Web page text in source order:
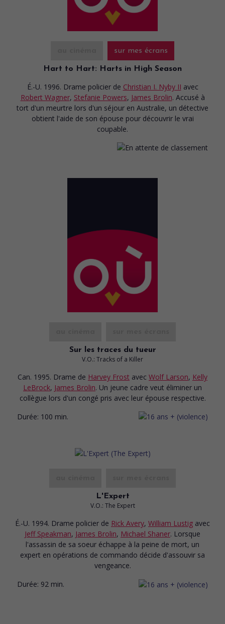
sur mes écrans
Hart to Hart: Harts in High Season
É.-U. 1996. Drame policier de Christian I. Nyby II avec
Robert Wagner, Stefanie Powers, James Brolin. Accusé à
tort d'un meurtre lors d'un séjour en Australie, un détective
obtient l'aide de son épouse pour découvrir le vrai
coupable.
Sur les traces du tueur
V.O.: Tracks of a Killer
Can. 1995. Drame de Harvey Frost avec Wolf Larson, Kelly
LeBrock, James Brolin. Un jeune cadre veut éliminer un
collègue lors d'un congé pris avec leur épouse respective.
Durée: 100 min.
L'Expert
V.O.: The Expert
É.-U. 1994. Drame policier de Rick Avery, William Lustig avec
Jeff Speakman, James Brolin, Michael Shaner. Lorsque
l'assassin de sa soeur échappe à la peine de mort, un
expert en opérations de commando décide d'assouvir sa
vengeance.
Durée: 92 min.